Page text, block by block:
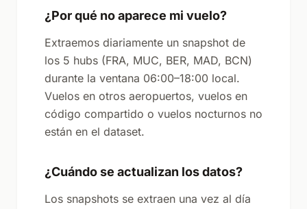
¿Por qué no aparece mi vuelo?
Extraemos diariamente un snapshot de
los 5 hubs (FRA, MUC, BER, MAD, BCN)
durante la ventana 06:00–18:00 local.
Vuelos en otros aeropuertos, vuelos en
código compartido o vuelos nocturnos no
están en el dataset.
¿Cuándo se actualizan los datos?
Los snapshots se extraen una vez al día